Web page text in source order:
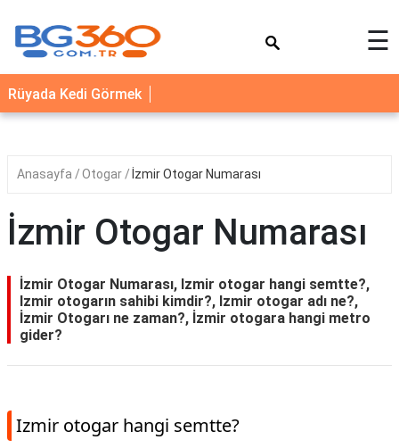
YEMEK
TARİFLERİ
SAĞLIK
☰
Rüyada Kedi Görmek
Anasayfa Otogar İzmir Otogar Numarası
İzmir Otogar Numarası
İzmir Otogar Numarası, Izmir otogar hangi semtte?,
Izmir otogarın sahibi kimdir?, Izmir otogar adı ne?,
İzmir Otogarı ne zaman?, İzmir otogara hangi metro
gider?
Izmir otogar hangi semtte?